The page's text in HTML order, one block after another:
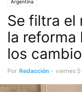
Argentina
Se filtra el
la reforma
los
Por Redacción - viernes